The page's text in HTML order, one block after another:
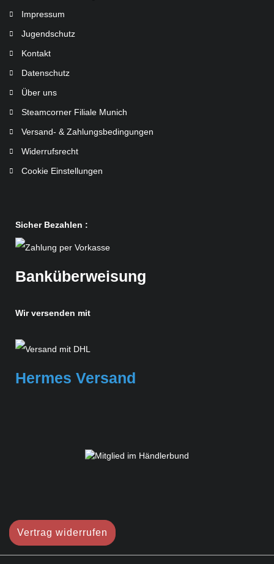
Impressum
Jugendschutz
Kontakt
Datenschutz
Über uns
Steamcorner Filiale Munich
Versand- & Zahlungsbedingungen
Widerrufsrecht
Cookie Einstellungen
Sicher Bezahlen :
Banküberweisung
Wir versenden mit
Hermes Versand
Vertrag widerrufen